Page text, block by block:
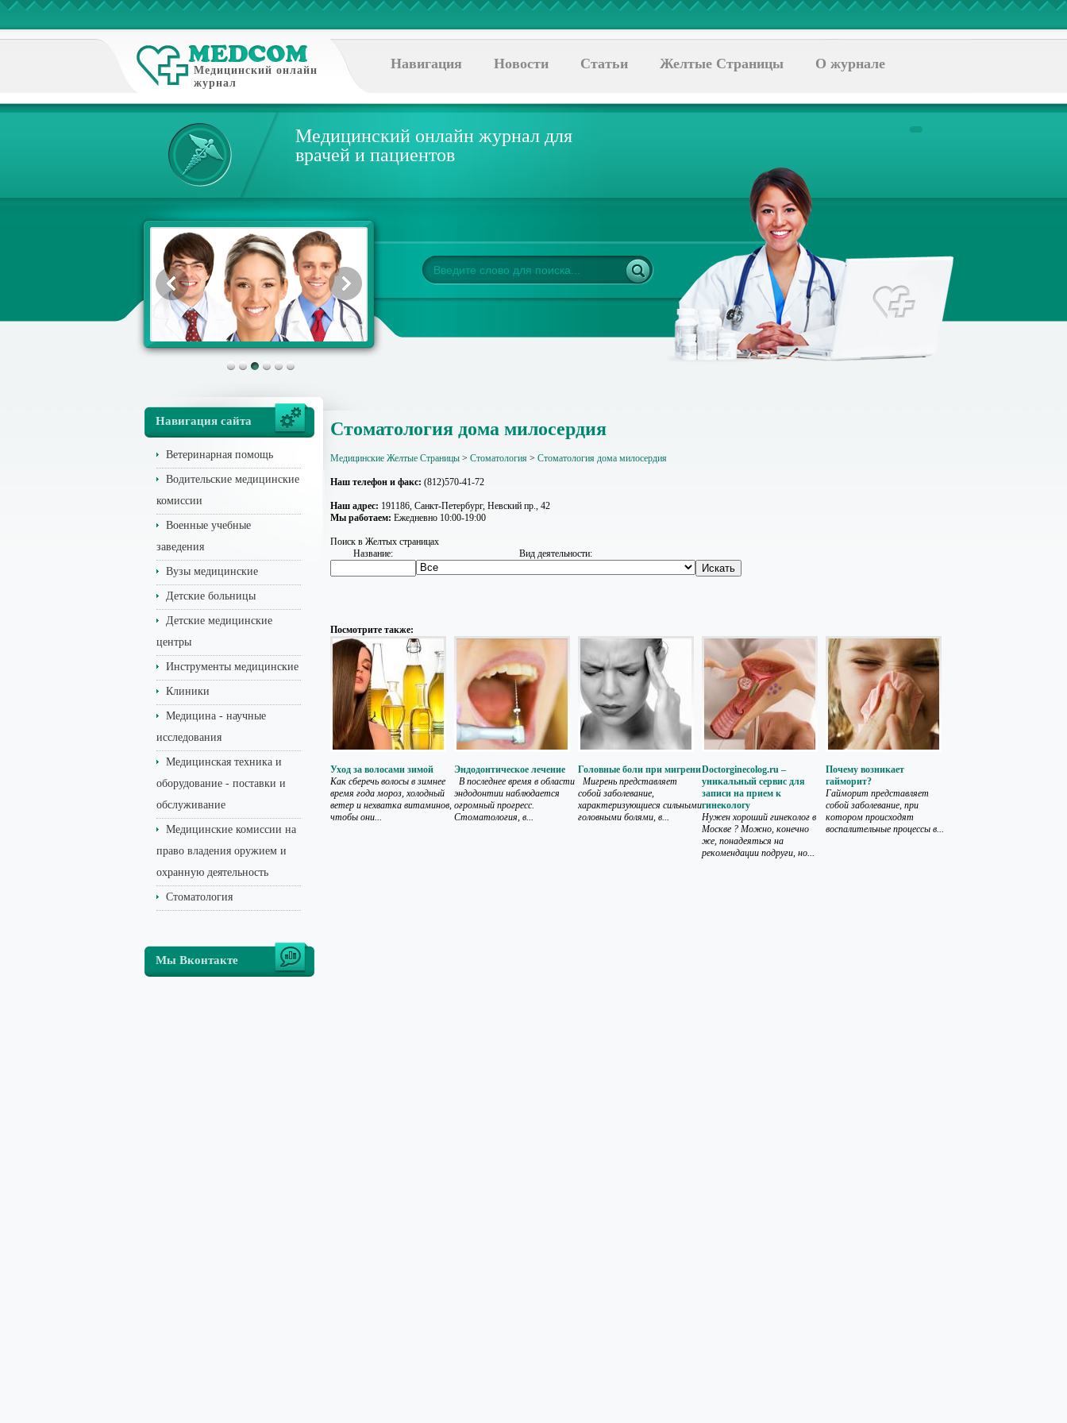
Медицинский онлайн
журнал
Навигация Новости Статьи Желтые Страницы О журнале
Медицинский онлайн журнал для
врачей и пациентов
Навигация сайта
Ветеринарная помощь
Водительские медицинские
комиссии
Военные учебные
заведения
Вузы медицинские
Детские больницы
Детские медицинские
центры
Инструменты медицинские
Клиники
Медицина - научные
исследования
Медицинская техника и
оборудование - поставки и
обслуживание
Медицинские комиссии на
право владения оружием и
охранную деятельность
Стоматология
Мы Вконтакте
Стоматология дома милосердия
Медицинские Желтые Страницы > Стоматология > Стоматология дома милосердия
Наш телефон и факс: (812)570-41-72
Наш адрес: 191186, Санкт-Петербург, Невский пр., 42
Мы работаем: Ежедневно 10:00-19:00
Поиск в Желтых страницах
Название:
Вид деятельности:
Посмотрите также:
Уход за волосами зимой
Как сберечь волосы в зимнее
время года мороз, холодный
ветер и нехватка витаминов,
чтобы они...
Эндодонтическое лечение
В последнее время в области
эндодонтии наблюдается
огромный прогресс.
Стоматология, в...
Головные боли при мигрени
Мигрень представляет
собой заболевание,
характеризующиеся сильными
головными болями, в...
Doctorginecolog.ru –
уникальный сервис для
записи на прием к
гинекологу
Нужен хороший гинеколог в
Москве ? Можно, конечно
же, понадеяться на
рекомендации подруги, но...
Почему возникает
гайморит?
Гайморит представляет
собой заболевание, при
котором происходят
воспалительные процессы в...